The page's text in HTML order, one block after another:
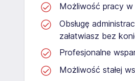
Możliwość pracy
Obsługę
załatwiasz bez
Profesjonalne
Możliwość stałej